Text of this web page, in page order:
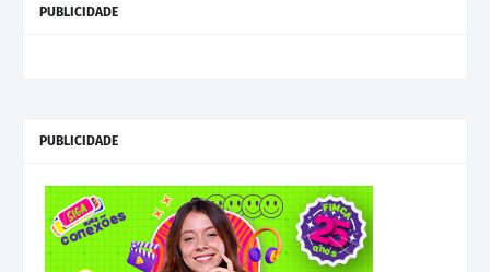
PUBLICIDADE
PUBLICIDADE